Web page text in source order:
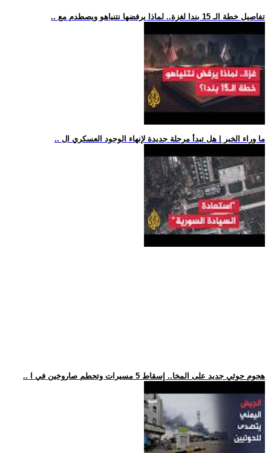
.. تفاصيل خطة الـ 15 بندا لغزة.. لماذا يرفضها نتنياهو ويصطدم مع
.. ما وراء الخبر | هل تبدأ مرحلة جديدة لإنهاء الوجود العسكري ال
.. هجوم حوثي جديد على المخا.. إسقاط 5 مسيرات وتحطم صاروخين في ا